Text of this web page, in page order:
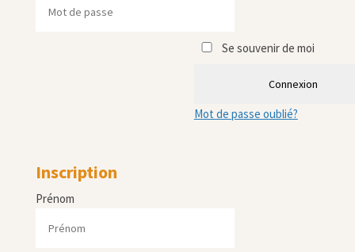
Se souvenir de moi
Connexion
Mot de passe oublié?
Inscription
Prénom